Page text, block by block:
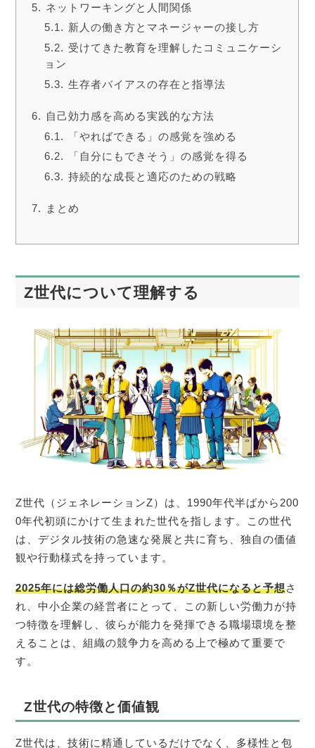
ネットワーキングと人間関係
新人の働き方とマネージャーの接し方
受けてきた教育を理解したコミュニケーシ
ョン
生存者バイアスの存在と指導法
自己効力感を高める実践的な方法
「やればできる」の感覚を強める
「自分にもできそう」の感覚を得る
持続的な成長と適応のための戦略
まとめ
Z世代について理解する
Z世代（ジェネレーションZ）は、1990年代半ばから200
0年代初頭にかけて生まれた世代を指します。この世代
は、デジタル技術の急速な発展と共に育ち、独自の価値
観や行動様式を持っています。
2025年には総労働人口の約30％がZ世代になると予想さ
れ、中小企業の経営者にとって、この新しい労働力が持
つ特徴を理解し、彼らが能力を発揮できる職場環境を整
えることは、組織の競争力を高める上で極めて重要で
す。
Z世代の特徴と価値観
Z世代は、技術に精通しているだけでなく、多様性と包